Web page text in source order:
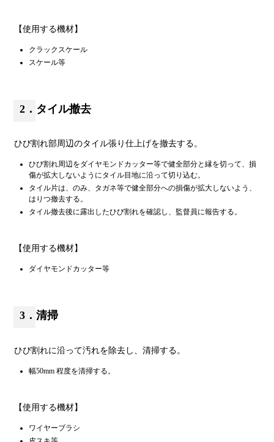
【使用する機材】
クラックスケール
スケール等
2．タイル撤去
ひび割れ部周辺のタイル張り仕上げを撤去する。
ひび割れ周辺をダイヤモンドカッター等で健全部分と縁を切って、損
傷が拡大しないようにタイル目地に沿って切り込む。
タイル片は、のみ、タガネ等で健全部分への損傷が拡大しないよう、
はりつ撤去する。
タイル撤去後に露出したひび割れを確認し、監督員に報告する。
【使用する機材】
ダイヤモンドカッター等
3．清掃
ひび割れに沿って汚れを除去し、清掃する。
幅50mm 程度を清掃する。
【使用する機材】
ワイヤーブラシ